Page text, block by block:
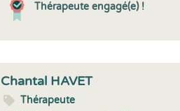
Thérapeute engagé(e) !
Chantal HAVET
Thérapeute